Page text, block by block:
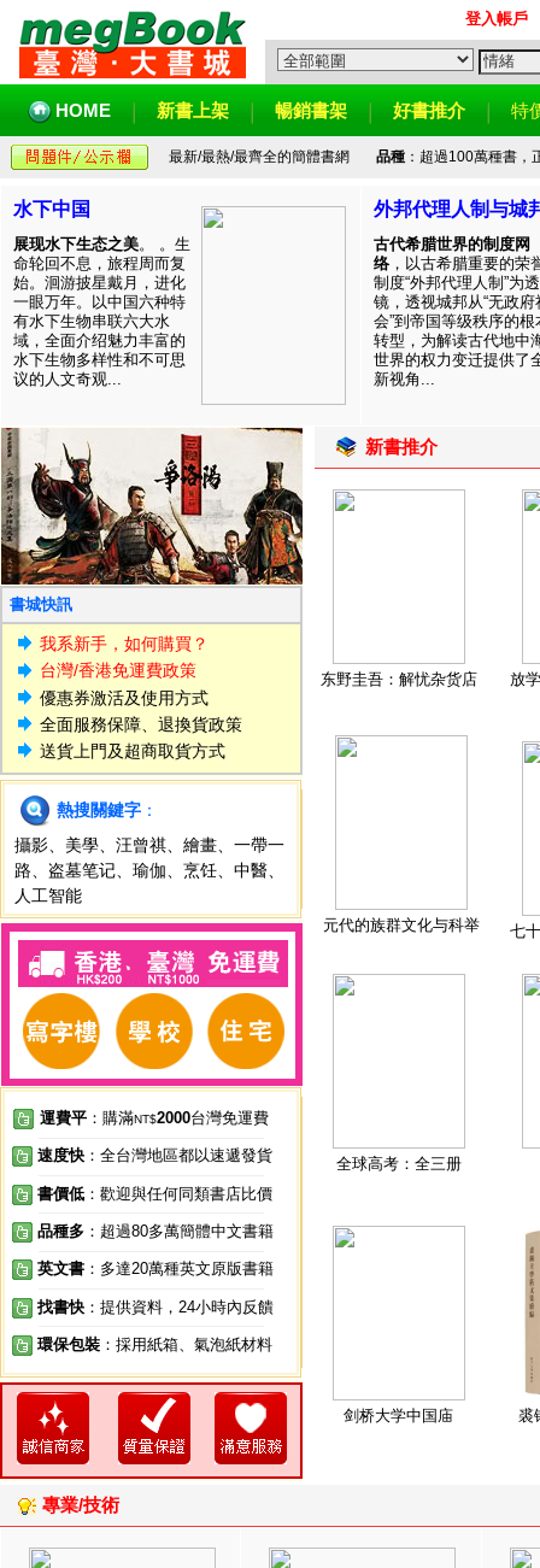
登入帳戶
HOME 新書上架 暢銷書架 好書推介 特
最新/最熱/最齊全的簡體書網 品種：超過100萬種書，
水下中国
展现水下生态之美。 。生
命轮回不息，旅程周而复
始。洄游披星戴月，进化
一眼万年。以中国六种特
有水下生物串联六大水
域，全面介绍魅力丰富的
水下生物多样性和不可思
议的人文奇观...
外邦代理人制与城
古代希腊世界的制度网
络 ，以古希腊重要的荣
制度“外邦代理人制”为透
镜，透视城邦从“无政府
会”到帝国等级秩序的根
转型，为解读古代地中
世界的权力变迁提供了
新视角...
書城快訊
我系新手，如何購買？
台灣/香港免運費政策
優惠券激活及使用方式
全面服務保障、退換貨政策
送貨上門及超商取貨方式
熱搜關鍵字 ：
攝影
美學 汪曾祺 繪畫
一帶一
路
盗墓笔记 瑜伽 烹饪 中醫
人工智能
運費平 ：購滿NT$2000台灣免運費
速度快 ：全台灣地區都以速遞發貨
書價低 ：歡迎與任何同類書店比價
品種多 ：超過80多萬簡體中文書籍
英文書 ：多達20萬種英文原版書籍
找書快 ：提供資料，24小時內反饋
環保包裝 ：採用紙箱、氣泡紙材料
新書推介
东野圭吾：解忧杂货店 放
元代的族群文化与科举 七
全球高考：全三册
剑桥大学中国庙 裘
專業/技術